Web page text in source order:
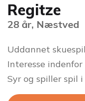
Regitze
28 år, Næstved
Uddannet
Interesse indenfor
Syr og spiller spil